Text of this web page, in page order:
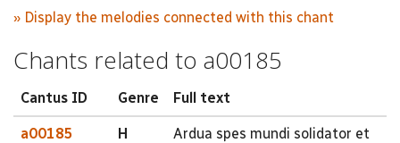
» Display the melodies connected with this chant
Chants related to a00185
Cantus ID Genre Full text
a00185 H
Ardua spes mundi solidator et